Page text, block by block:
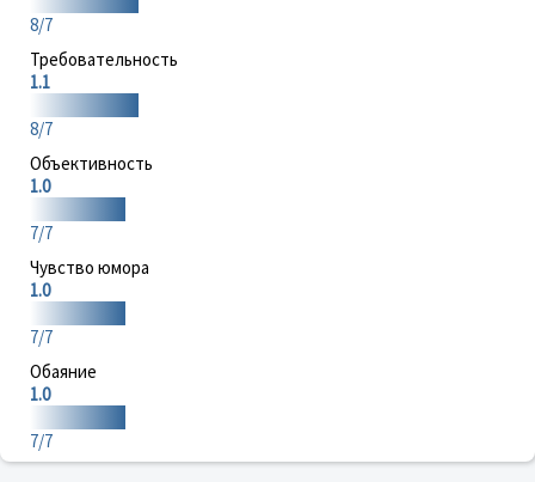
8/7
Требовательность
1.1
8/7
Объективность
1.0
7/7
Чувство юмора
1.0
7/7
Обаяние
1.0
7/7